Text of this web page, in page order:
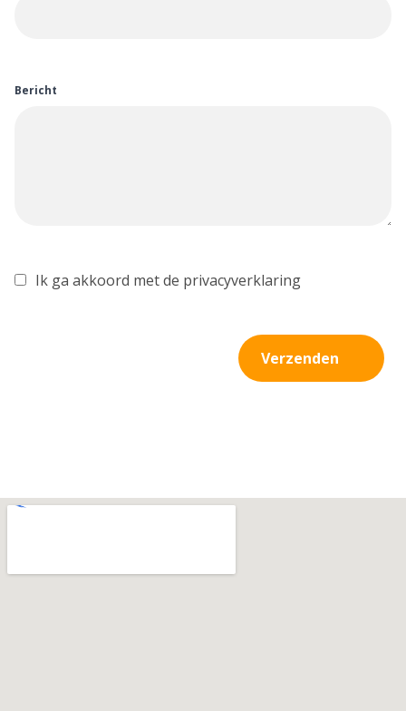
Bericht
Ik ga akkoord met de privacyverklaring
Verzenden